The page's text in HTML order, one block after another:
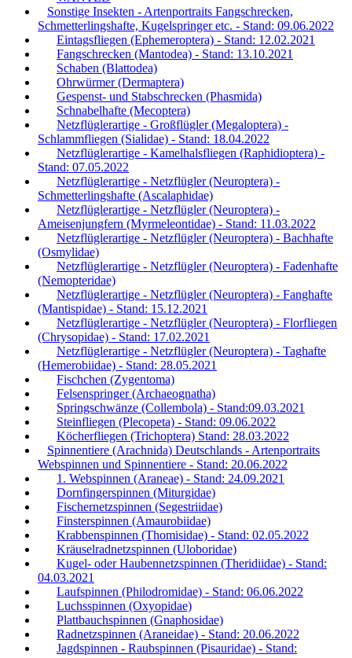
Sonstige Insekten - Artenportraits Fangschrecken,
Schmetterlingshafte, Kugelspringer etc. - Stand: 09.06.2022
Eintagsfliegen (Ephemeroptera) - Stand: 12.02.2021
Fangschrecken (Mantodea) - Stand: 13.10.2021
Schaben (Blattodea)
Ohrwürmer (Dermaptera)
Gespenst- und Stabschrecken (Phasmida)
Schnabelhafte (Mecoptera)
Netzflüglerartige - Großflügler (Megaloptera) -
Schlammfliegen (Sialidae) - Stand: 18.04.2022
Netzflüglerartige - Kamelhalsfliegen (Raphidioptera) -
Stand: 07.05.2022
Netzflüglerartige - Netzflügler (Neuroptera) -
Schmetterlingshafte (Ascalaphidae)
Netzflüglerartige - Netzflügler (Neuroptera) -
Ameisenjungfern (Myrmeleontidae) - Stand: 11.03.2022
Netzflüglerartige - Netzflügler (Neuroptera) - Bachhafte
(Osmylidae)
Netzflüglerartige - Netzflügler (Neuroptera) - Fadenhafte
(Nemopteridae)
Netzflüglerartige - Netzflügler (Neuroptera) - Fanghafte
(Mantispidae) - Stand: 15.12.2021
Netzflüglerartige - Netzflügler (Neuroptera) - Florfliegen
(Chrysopidae) - Stand: 17.02.2021
Netzflüglerartige - Netzflügler (Neuroptera) - Taghafte
(Hemerobiidae) - Stand: 28.05.2021
Fischchen (Zygentoma)
Felsenspringer (Archaeognatha)
Springschwänze (Collembola) - Stand:09.03.2021
Steinfliegen (Plecopeta) - Stand: 09.06.2022
Köcherfliegen (Trichoptera) Stand: 28.03.2022
Spinnentiere (Arachnida) Deutschlands - Artenportraits
Webspinnen und Spinnentiere - Stand: 20.06.2022
1. Webspinnen (Araneae) - Stand: 24.09.2021
Dornfingerspinnen (Miturgidae)
Fischernetzspinnen (Segestriidae)
Finsterspinnen (Amaurobiidae)
Krabbenspinnen (Thomisidae) - Stand: 02.05.2022
Kräuselradnetzspinnen (Uloboridae)
Kugel- oder Haubennetzspinnen (Theridiidae) - Stand:
04.03.2021
Laufspinnen (Philodromidae) - Stand: 06.06.2022
Luchsspinnen (Oxyopidae)
Plattbauchspinnen (Gnaphosidae)
Radnetzspinnen (Araneidae) - Stand: 20.06.2022
Jagdspinnen - Raubspinnen (Pisauridae) - Stand: